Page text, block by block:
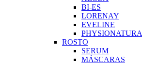
BI-ES
LORENAY
EVELINE
PHYSIONATURA
ROSTO
SERUM
MÁSCARAS